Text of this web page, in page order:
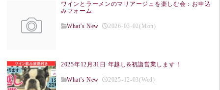
ワインとラーメンのマリアージュを楽しむ会：お申込
みフォーム
What's New 2026-03-02(Mon)
2025年12月31日 年越し&初詣営業します！
What's New 2025-12-03(Wed)